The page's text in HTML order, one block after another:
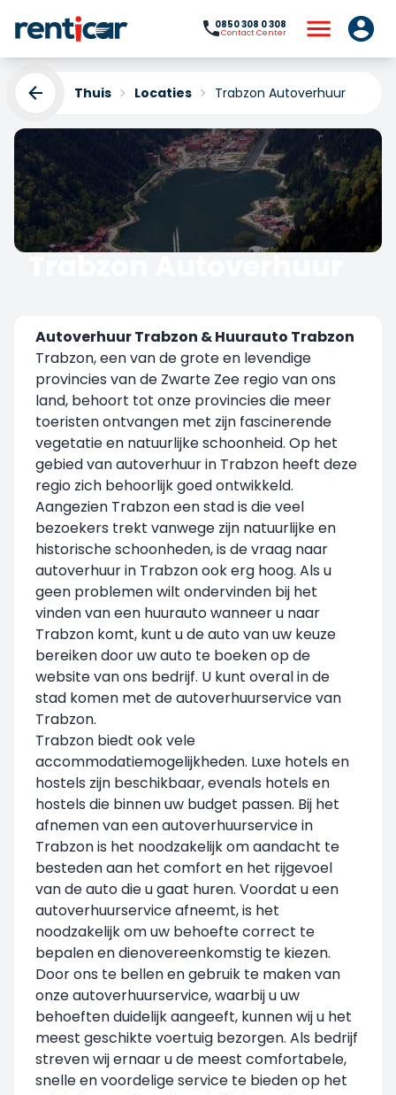
0850 308 0 308
Contact Center
Thuis Locaties Trabzon Autoverhuur
Trabzon Autoverhuur
Autoverhuur Trabzon & Huurauto Trabzon
Trabzon, een van de grote en levendige
provincies van de Zwarte Zee regio van ons
land, behoort tot onze provincies die meer
toeristen ontvangen met zijn fascinerende
vegetatie en natuurlijke schoonheid. Op het
gebied van autoverhuur in Trabzon heeft deze
regio zich behoorlijk goed ontwikkeld.
Aangezien Trabzon een stad is die veel
bezoekers trekt vanwege zijn natuurlijke en
historische schoonheden, is de vraag naar
autoverhuur in Trabzon ook erg hoog. Als u
geen problemen wilt ondervinden bij het
vinden van een huurauto wanneer u naar
Trabzon komt, kunt u de auto van uw keuze
bereiken door uw auto te boeken op de
website van ons bedrijf. U kunt overal in de
stad komen met de autoverhuurservice van
Trabzon.
Trabzon biedt ook vele
accommodatiemogelijkheden. Luxe hotels en
hostels zijn beschikbaar, evenals hotels en
hostels die binnen uw budget passen. Bij het
afnemen van een autoverhuurservice in
Trabzon is het noodzakelijk om aandacht te
besteden aan het comfort en het rijgevoel
van de auto die u gaat huren. Voordat u een
autoverhuurservice afneemt, is het
noodzakelijk om uw behoefte correct te
bepalen en dienovereenkomstig te kiezen.
Door ons te bellen en gebruik te maken van
onze autoverhuurservice, waarbij u uw
behoeften duidelijk aangeeft, kunnen wij u het
meest geschikte voertuig bezorgen. Als bedrijf
streven wij ernaar u de meest comfortabele,
snelle en voordelige service te bieden op het